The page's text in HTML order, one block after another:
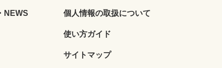
NEWS 個人情報の取扱について
使い方ガイド
サイトマップ